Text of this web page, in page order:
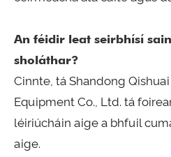
An féidir leat seirbhísí
sholáthar?
Cinnte, tá Shandong
Equipment Co., Ltd. tá
léiriúcháin aige a bhfuil
aige.